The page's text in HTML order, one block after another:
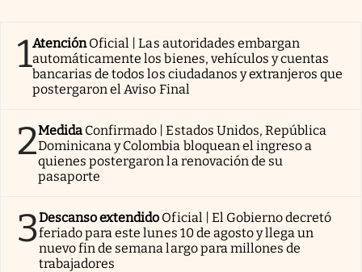
1AtenciónOficial | Las autoridades embargan
automáticamente los bienes, vehículos y cuentas
bancarias de todos los ciudadanos y extranjeros que
postergaron el Aviso Final
2Medida Confirmado | Estados Unidos, República
Dominicana y Colombia bloquean el ingreso a
quienes postergaron la renovación de su
pasaporte
3Descanso extendido Oficial | El Gobierno decretó
feriado para este lunes 10 de agosto y llega un
nuevo fin de semana largo para millones de
trabajadores